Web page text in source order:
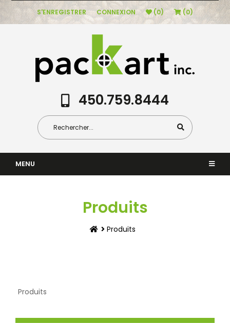
S'ENREGISTRER CONNEXION (0) (0)
450.759.8444
MENU
Produits
Produits
Produits